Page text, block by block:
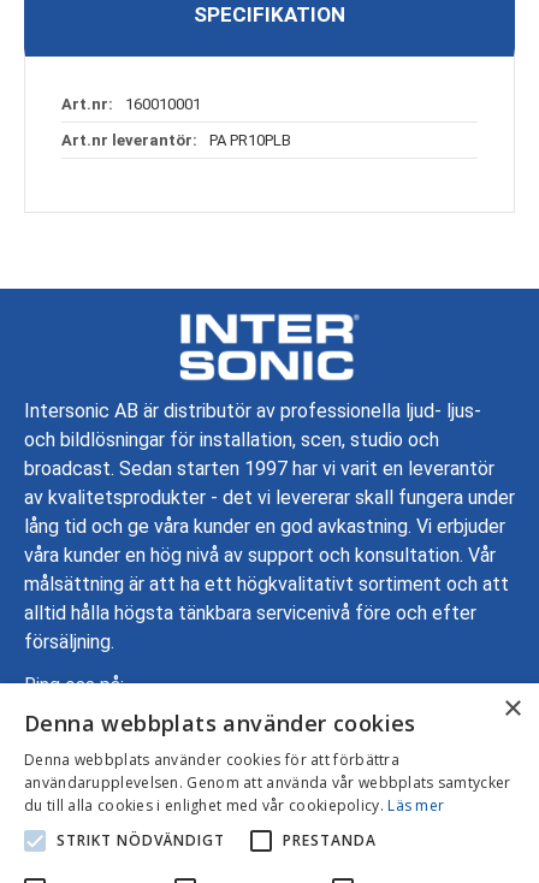
SPECIFIKATION
Specifikation160010001
PA PR10PLB
Intersonic AB är distributör av professionella ljud- ljus-
och bildlösningar för installation, scen, studio och
broadcast. Sedan starten 1997 har vi varit en leverantör
av kvalitetsprodukter - det vi levererar skall fungera under
lång tid och ge våra kunder en god avkastning. Vi erbjuder
våra kunder en hög nivå av support och konsultation. Vår
målsättning är att ha ett högkvalitativt sortiment och att
alltid hålla högsta tänkbara servicenivå före och efter
försäljning.
Ring oss på:
08-799 70 00
Adress: Gustavslundsvägen 137, 167 51 Bromma
Mejla oss:info@intersonic.se
×
Denna webbplats använder cookies
Denna webbplats använder cookies för att förbättra
användarupplevelsen. Genom att använda vår webbplats samtycker
du till alla cookies i enlighet med vår cookiepolicy.Läs mer
STRIKT NÖDVÄNDIGT
PRESTANDA